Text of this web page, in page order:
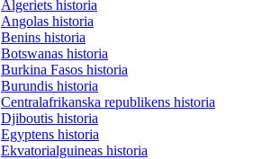
Algeriets historia
Angolas historia
Benins historia
Botswanas historia
Burkina Fasos historia
Burundis historia
Centralafrikanska republikens historia
Djiboutis historia
Egyptens historia
Ekvatorialguineas historia